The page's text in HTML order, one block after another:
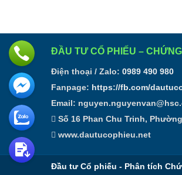
ĐẦU TƯ CỔ PHIẾU –
Điện thoại / Zalo: 0989 490 980
Fanpage: https://fb.com/
Email:
Số 16 Phan Chu Trinh,
www.dautucophieu.net
Đầu tư Cổ phiếu - Phân tích